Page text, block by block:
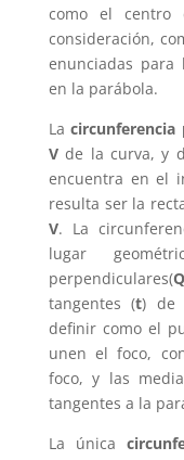
como el centro
consideración,
enunciadas para
en la parábola.
Lacircunferencia
Vde la curva, y
encuentra en el
resulta ser la
V. La
lugar
perpendiculares(Q
tangentes (t) de
definir como el
unen el foco,
foco, y las
tangentes a la
La única